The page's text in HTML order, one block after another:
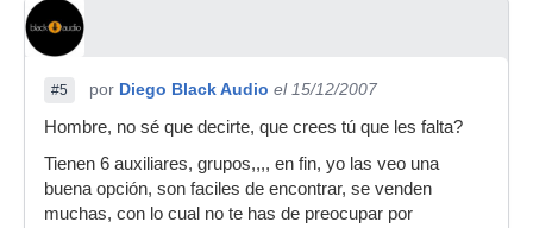
#5 por Diego Black Audio el 15/12/2007
Hombre, no sé que decirte, que crees tú que les falta?
Tienen 6 auxiliares, grupos,,,, en fin, yo las veo una
buena opción, son faciles de encontrar, se venden
muchas, con lo cual no te has de preocupar por